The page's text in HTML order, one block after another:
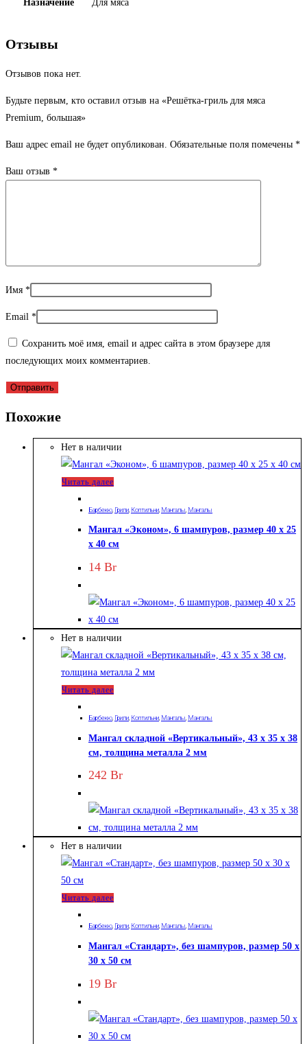
Назначение Для мяса
Отзывы
Отзывов пока нет.
Будьте первым, кто оставил отзыв на «Решётка-гриль для мяса
Premium, большая»
Ваш адрес email не будет опубликован. Обязательные поля помечены *
Ваш отзыв *
Имя *
Email *
Сохранить моё имя, email и адрес сайта в этом браузере для
последующих моих комментариев.
Похожие
Нет в наличии
Читать далее
Барбекю Грили Коптильни Мангалы Мангалы
Мангал «Эконом», 6 шампуров, размер 40 х 25
х 40 см
14 Br
Нет в наличии
Читать далее
Барбекю, Грили, Коптильни, Мангалы, Мангалы
Мангал складной «Вертикальный», 43 х 35 х 38
см, толщина металла 2 мм
242 Br
Нет в наличии
Читать далее
Барбекю, Грили, Коптильни, Мангалы, Мангалы
Мангал «Стандарт», без шампуров, размер 50 х
30 х 50 см
19 Br